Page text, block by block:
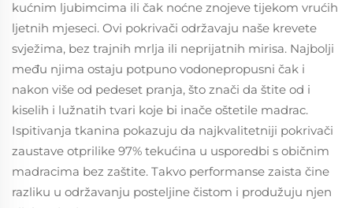
kućnim ljubimcima ili čak noćne znojeve tijekom vrućih
ljetnih mjeseci. Ovi pokrivači održavaju naše krevete
svježima, bez trajnih mrlja ili neprijatnih mirisa. Najbolji
među njima ostaju potpuno vodonepropusni čak i
nakon više od pedeset pranja, što znači da štite od i
kiselih i lužnatih tvari koje bi inače oštetile madrac.
Ispitivanja tkanina pokazuju da najkvalitetniji pokrivači
zaustave otprilike 97% tekućina u usporedbi s običnim
madracima bez zaštite. Takvo performanse zaista čine
razliku u održavanju posteljine čistom i produžuju njen